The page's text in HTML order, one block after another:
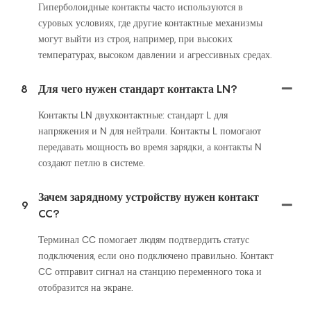
Гиперболоидные контакты часто используются в
суровых условиях, где другие контактные механизмы
могут выйти из строя, например, при высоких
температурах, высоком давлении и агрессивных средах.
8 Для чего нужен стандарт контакта LN?
Контакты LN двухконтактные: стандарт L для
напряжения и N для нейтрали. Контакты L помогают
передавать мощность во время зарядки, а контакты N
создают петлю в системе.
9
Зачем зарядному устройству нужен контакт
CC?
Терминал CC помогает людям подтвердить статус
подключения, если оно подключено правильно. Контакт
CC отправит сигнал на станцию ​​переменного тока и
отобразится на экране.